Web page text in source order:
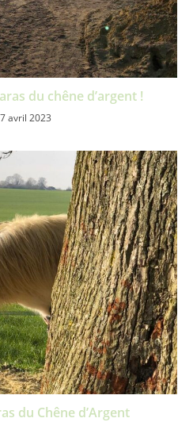
du chêne d’argent !
avril 2023
du Chêne d’Argent